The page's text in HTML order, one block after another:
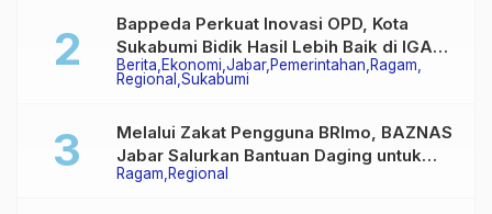
Berita Ekonomi Jabar Pemerintahan Ragam
Regional Sukabumi
Bappeda Perkuat Inovasi OPD, Kota
Sukabumi Bidik Hasil Lebih Baik di IGA
2026
Ragam Regional
Melalui Zakat Pengguna BRImo, BAZNAS
Jabar Salurkan Bantuan Daging untuk
Masyarakat Desa Ciririp